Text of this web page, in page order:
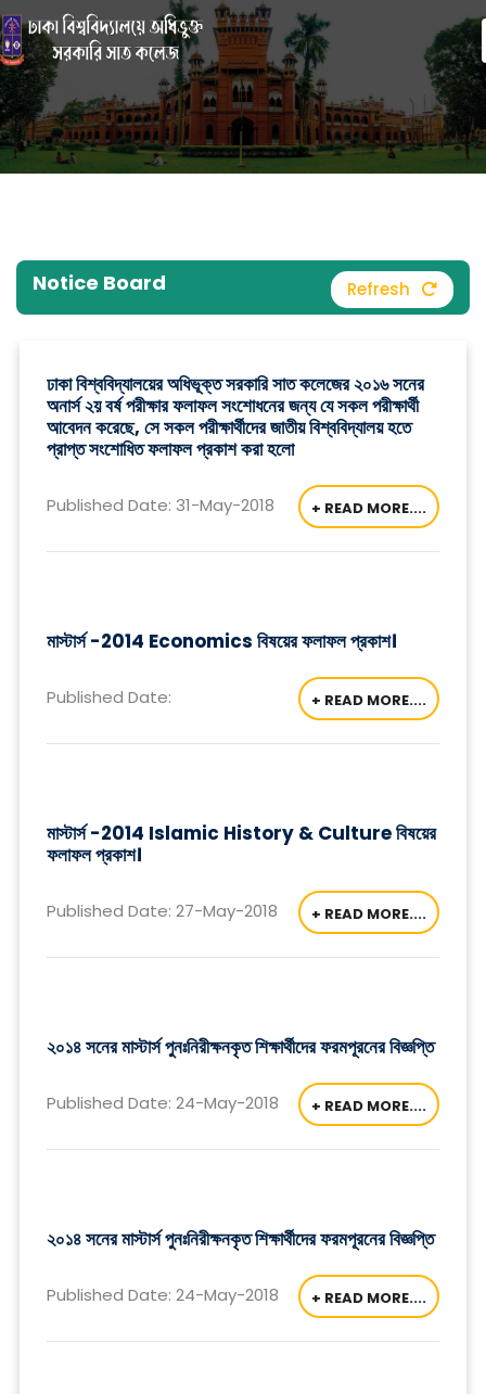
Notice Board Refresh
ঢাকা বিশ্ববিদ্যালয়ের অধিভূক্ত সরকারি সাত কলেজের ২০১৬ সনের
অনার্স ২য় বর্ষ পরীক্ষার ফলাফল সংশোধনের জন্য যে সকল পরীক্ষার্থী
আবেদন করেছে, সে সকল পরীক্ষার্থীদের জাতীয় বিশ্ববিদ্যালয় হতে
প্রাপ্ত সংশোধিত ফলাফল প্রকাশ করা হলো
Published Date: 31-May-2018 + READ MORE....
মাস্টার্স -2014 Economics বিষয়ের ফলাফল প্রকাশ।
Published Date: + READ MORE....
মাস্টার্স -2014 Islamic History & Culture বিষয়ের
ফলাফল প্রকাশ।
Published Date: 27-May-2018 + READ MORE....
২০১৪ সনের মাস্টার্স পুনঃনিরীক্ষনকৃত শিক্ষার্থীদের ফরমপূরনের বিজ্ঞপ্তি
Published Date: 24-May-2018 + READ MORE....
২০১৪ সনের মাস্টার্স পুনঃনিরীক্ষনকৃত শিক্ষার্থীদের ফরমপূরনের বিজ্ঞপ্তি
Published Date: 24-May-2018 + READ MORE....